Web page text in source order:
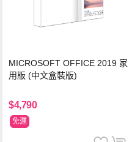
MICROSOFT OFFICE 2019 家
用版 (中文盒裝版)
$4,790
免運